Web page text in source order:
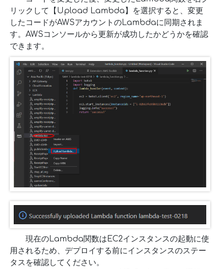
リックして【Upload Lambda】を選択すると、変更
したコードがAWSアカウントのLambdaに同期されま
す。AWSコンソールから更新が成功したかどうかを確認
できます。
現在のLambda関数はEC2インスタンスの起動に使
用されるため、デプロイする前にインスタンスのステー
タスを確認してください。